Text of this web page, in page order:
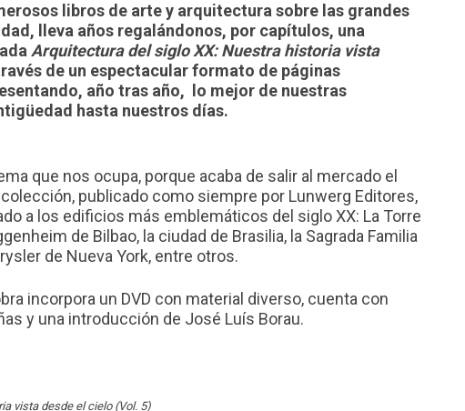
libros de arte y arquitectura sobre las grandes
lleva años regalándonos, por capítulos, una
Arquitectura del siglo XX: Nuestra historia vista
de un espectacular formato de páginas
año tras año, lo mejor de nuestras
hasta nuestros días.
que nos ocupa, porque acaba de salir al mercado el
publicado como siempre por Lunwerg Editores,
a los edificios más emblemáticos del siglo XX: La Torre
de Bilbao, la ciudad de Brasilia, la Sagrada Familia
de Nueva York, entre otros.
incorpora un DVD con material diverso, cuenta con
y una introducción de José Luís Borau.
vista desde el cielo (Vol. 5)